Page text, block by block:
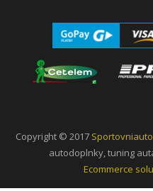
Copyright © 2017
autodoplnky, tuning
Ecommerce